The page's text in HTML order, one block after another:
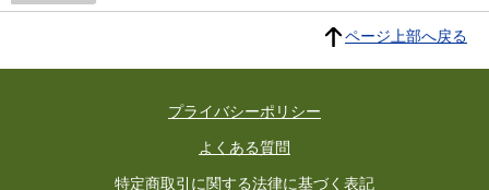
ムステルダ
ページ上部へ戻る
プライバシーポリシー
よくある質問
特定商取引に関する法律に基づく表記